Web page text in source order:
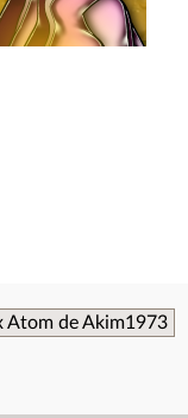
Atom de Akim1973